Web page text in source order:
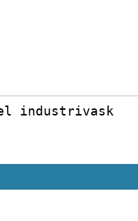
industrivask